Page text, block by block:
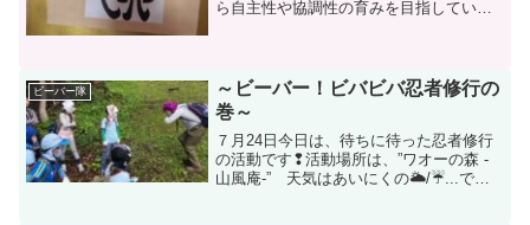
ら自主性や協調性の育みを目指していま
ビーバー隊
～ビーバー！ビバビバ忍者修行の
巻～
７月24日今日は、待ちに待った忍者修行
の活動です❢活動場所は、”ワオーの森 -
山風庵-” 天気はあいにくの🌥/☔...です